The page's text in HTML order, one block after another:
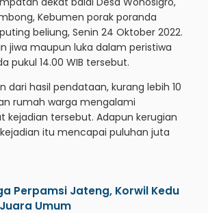
Kebumen porak poranda
beliung, Senin 24 Oktober 2022.
jiwa maupun luka dalam peristiwa
pukul 14.00 WIB tersebut.
dari hasil pendataan, kurang lebih 10
rumah warga mengalami
kejadian tersebut. Adapun kerugian
itu mencapai puluhan juta
Perpamsi Jateng, Korwil Kedu
Umum